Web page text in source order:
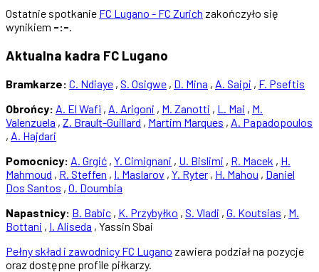
Ostatnie spotkanie FC Lugano - FC Zurich zakończyło się
wynikiem -:-.
Aktualna kadra FC Lugano
Bramkarze: C. Ndiaye , S. Osigwe , D. Mina , A. Saipi , F. Pseftis
Obrońcy: A. El Wafi , A. Arigoni , M. Zanotti , L. Mai , M.
Valenzuela , Z. Brault-Guillard , Martim Marques , A. Papadopoulos
, A. Hajdari
Pomocnicy: A. Grgić , Y. Cimignani , U. Bislimi , R. Macek , H.
Mahmoud , R. Steffen , I. Maslarov , Y. Ryter , H. Mahou , Daniel
Dos Santos , O. Doumbia
Napastnicy: B. Babic , K. Przybyłko , S. Vladi , G. Koutsias , M.
Bottani , I. Aliseda , Yassin Sbai
Pełny skład i zawodnicy FC Lugano zawiera podział na pozycje
oraz dostępne profile piłkarzy.